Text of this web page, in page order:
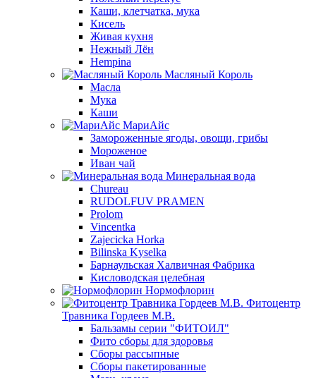
Каши, клетчатка, мука
Кисель
Живая кухня
Нежный Лён
Hempina
Масляный Король
Масла
Мука
Каши
МариАйс
Замороженные ягоды, овощи, грибы
Мороженое
Иван чай
Минеральная вода
Chureau
RUDOLFUV PRAMEN
Prolom
Vincentka
Zajecicka Horka
Bilinska Kyselka
Барнаульская Халвичная Фабрика
Кисловодская целебная
Нормофлорин
Фитоцентр
Травника Гордеев М.В.
Бальзамы серии "ФИТОИЛ"
Фито сборы для здоровья
Сборы рассыпные
Сборы пакетированные